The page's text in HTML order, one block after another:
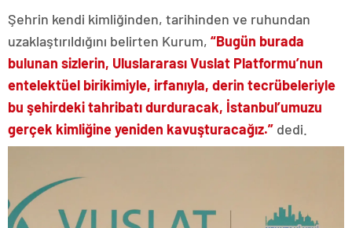
Şehrin kendi kimliğinden, tarihinden ve ruhundan
uzaklaştırıldığını belirten Kurum, “Bugün burada
bulunan sizlerin, Uluslararası Vuslat Platformu’nun
entelektüel birikimiyle, irfanıyla, derin tecrübeleriyle
bu şehirdeki tahribatı durduracak, İstanbul’umuzu
gerçek kimliğine yeniden kavuşturacağız.” dedi.